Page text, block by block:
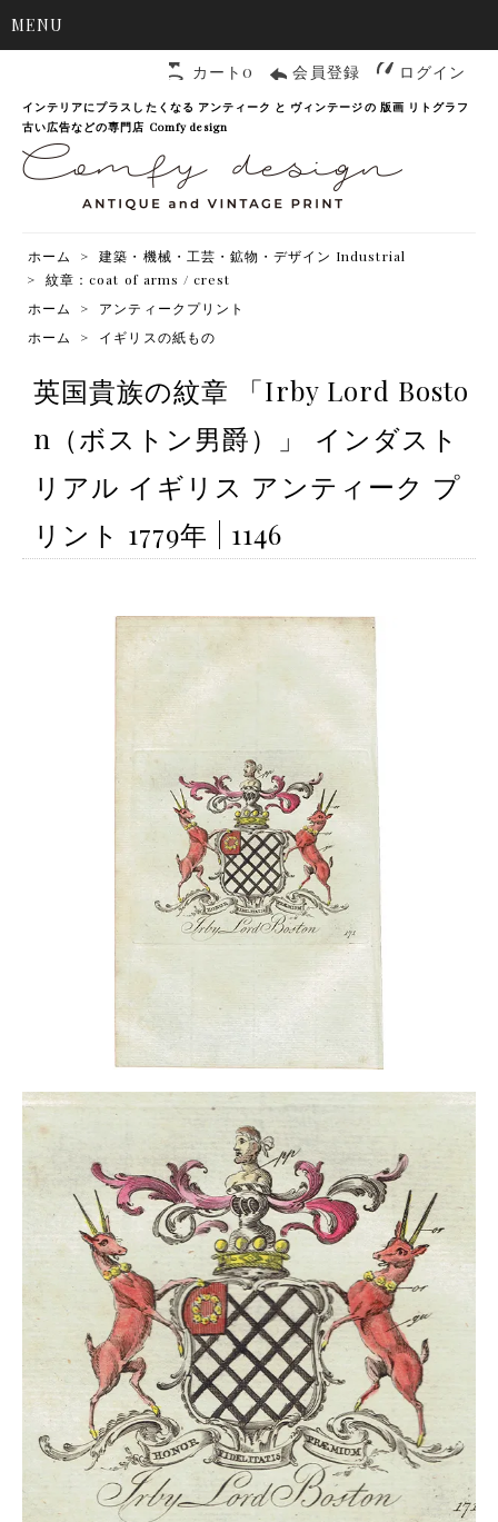
MENU
カート0 会員登録 ログイン
インテリアにプラスしたくなる アンティーク と ヴィンテージの 版画 リトグラフ
古い広告などの専門店 Comfy design
ホーム >
建築・機械・工芸・鉱物・デザイン Industrial
>
紋章：coat of arms / crest
ホーム
>
アンティークプリント
ホーム
> イギリスの紙もの
英国貴族の紋章 「Irby Lord Bosto
n（ボストン男爵）」 インダスト
リアル イギリス アンティーク プ
リント 1779年 | 1146